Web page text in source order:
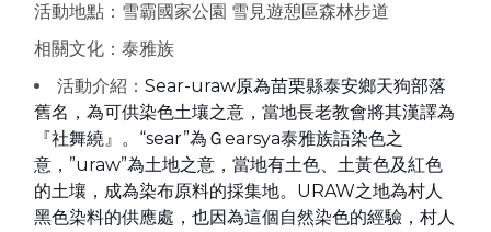
活動地點：雪霸國家公園 雪見遊憩區森林步道
相關文化：泰雅族
活動介紹：Sear-uraw原為苗栗縣泰安鄉天狗部落
舊名，為可供染色土壤之意，當地長老教會將其漢譯為
『社舞繞』。 “sear”為Ｇearsya泰雅族語染色之
意， ”uraw”為土地之意，當地有土色、土黃色及紅色
的土壤， 成為染布原料的採集地。URAW之地為村人
黑色染料的供應處，也因為這個自然染色的經驗，村人